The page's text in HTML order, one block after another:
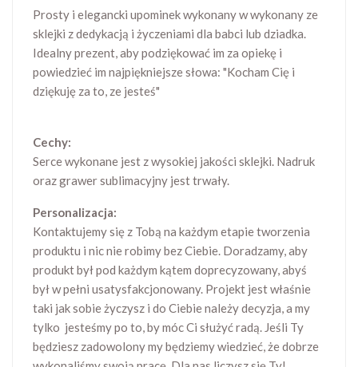
Prosty i elegancki upominek wykonany w wykonany ze
sklejki z dedykacją i życzeniami dla babci lub dziadka.
Idealny prezent, aby podziękować im za opiekę i
powiedzieć im najpiękniejsze słowa: "Kocham Cię i
dziękuję za to, ze jesteś"
Cechy:
Serce wykonane jest z wysokiej jakości sklejki. Nadruk
oraz grawer sublimacyjny jest trwały.
Personalizacja:
Kontaktujemy się z Tobą na każdym etapie tworzenia
produktu i nic nie robimy bez Ciebie. Doradzamy, aby
produkt był pod każdym kątem doprecyzowany, abyś
był w pełni usatysfakcjonowany. Projekt jest właśnie
taki jak sobie życzysz i do Ciebie należy decyzja, a my
tylko jesteśmy po to, by móc Ci służyć radą. Jeśli Ty
będziesz zadowolony my będziemy wiedzieć, że dobrze